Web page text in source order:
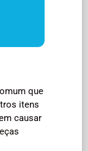
que
itens
causar